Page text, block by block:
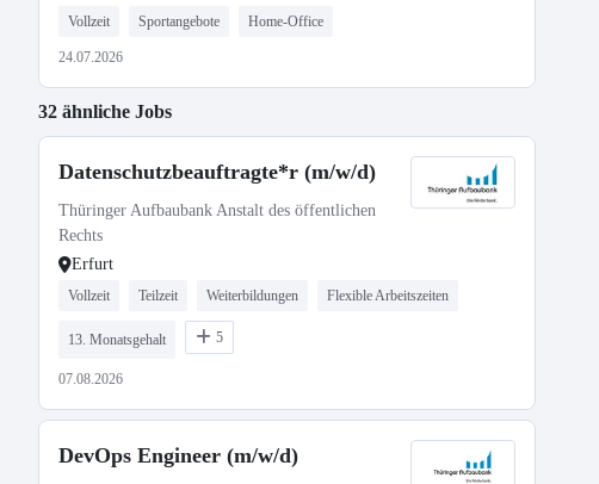
Vollzeit Sportangebote Home-Office
24.07.2026
32 ähnliche Jobs
Datenschutzbeauftragte*r (m/w/d)
Thüringer Aufbaubank Anstalt des öffentlichen
Rechts
Erfurt
Vollzeit Teilzeit Weiterbildungen Flexible Arbeitszeiten
13. Monatsgehalt 5
07.08.2026
DevOps Engineer (m/w/d)